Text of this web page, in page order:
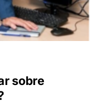
sobre